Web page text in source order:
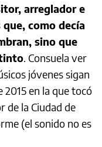
arreglador e
como decía
sino que
. Consuela ver
jóvenes sigan
2015 en la que tocó
de la Ciudad de
(el sonido no es